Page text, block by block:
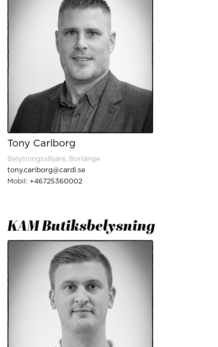
Tony Carlborg
Belysningssäljare, Borlänge
tony.carlborg@cardi.se
Mobil: +46725360002
KAM Butiksbelysning